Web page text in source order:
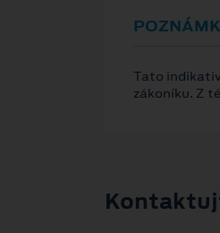
Tato
zákoníku. Z